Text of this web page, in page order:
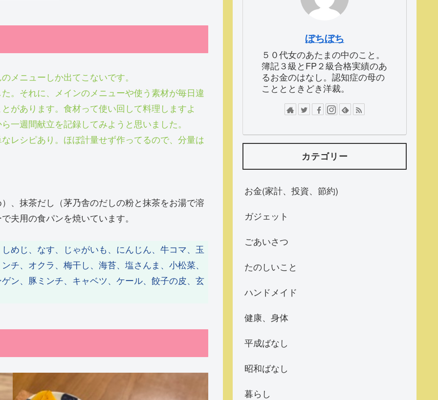
メニューしか出てこないです。
。それに、メインのメニューや使う素材が毎日違
があります。食材って使い回して料理しますよ
一週間献立を記録してみようと思いました。
レシピあり。ほぼ計量せず作ってるので、分量は
、抹茶だし（茅乃舎のだしの粉と抹茶をお湯で溶
夫用の食パンを焼いています。
めじ、なす、じゃがいも、にんじん、牛コマ、玉
チ、オクラ、梅干し、海苔、塩さんま、小松菜、
ン、豚ミンチ、キャベツ、ケール、餃子の皮、玄
ぼちぼち
５０代女のあたまの中のこと。
簿記３級とFP２級合格実績のあ
るお金のはなし。認知症の母の
こととときどき洋裁。
カテゴリー
お金(家計、投資、節約)
ガジェット
ごあいさつ
たのしいこと
ハンドメイド
健康、身体
平成ばなし
昭和ばなし
暮らし